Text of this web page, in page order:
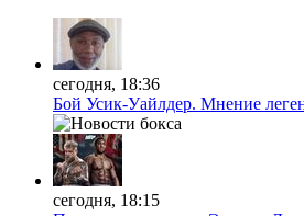
сегодня, 18:36
Бой Усик-Уайлдер. Мнение
сегодня, 18:15